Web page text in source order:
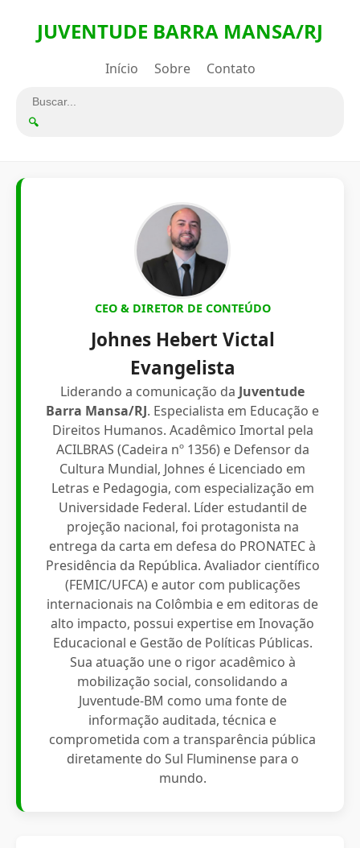
JUVENTUDE BARRA MANSA/RJ
Início Sobre Contato
🔍
CEO & DIRETOR DE CONTEÚDO
Johnes Hebert Victal
Evangelista
Liderando a comunicação da Juventude
Barra Mansa/RJ. Especialista em Educação e
Direitos Humanos. Acadêmico Imortal pela
ACILBRAS (Cadeira nº 1356) e Defensor da
Cultura Mundial, Johnes é Licenciado em
Letras e Pedagogia, com especialização em
Universidade Federal. Líder estudantil de
projeção nacional, foi protagonista na
entrega da carta em defesa do PRONATEC à
Presidência da República. Avaliador científico
(FEMIC/UFCA) e autor com publicações
internacionais na Colômbia e em editoras de
alto impacto, possui expertise em Inovação
Educacional e Gestão de Políticas Públicas.
Sua atuação une o rigor acadêmico à
mobilização social, consolidando a
Juventude-BM como uma fonte de
informação auditada, técnica e
comprometida com a transparência pública
diretamente do Sul Fluminense para o
mundo.